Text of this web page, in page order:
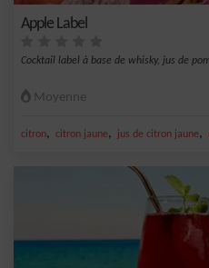
Apple Label
Cocktail label à base de whisky, jus de
Moyenne
citron, citron jaune, jus de citron jaune,